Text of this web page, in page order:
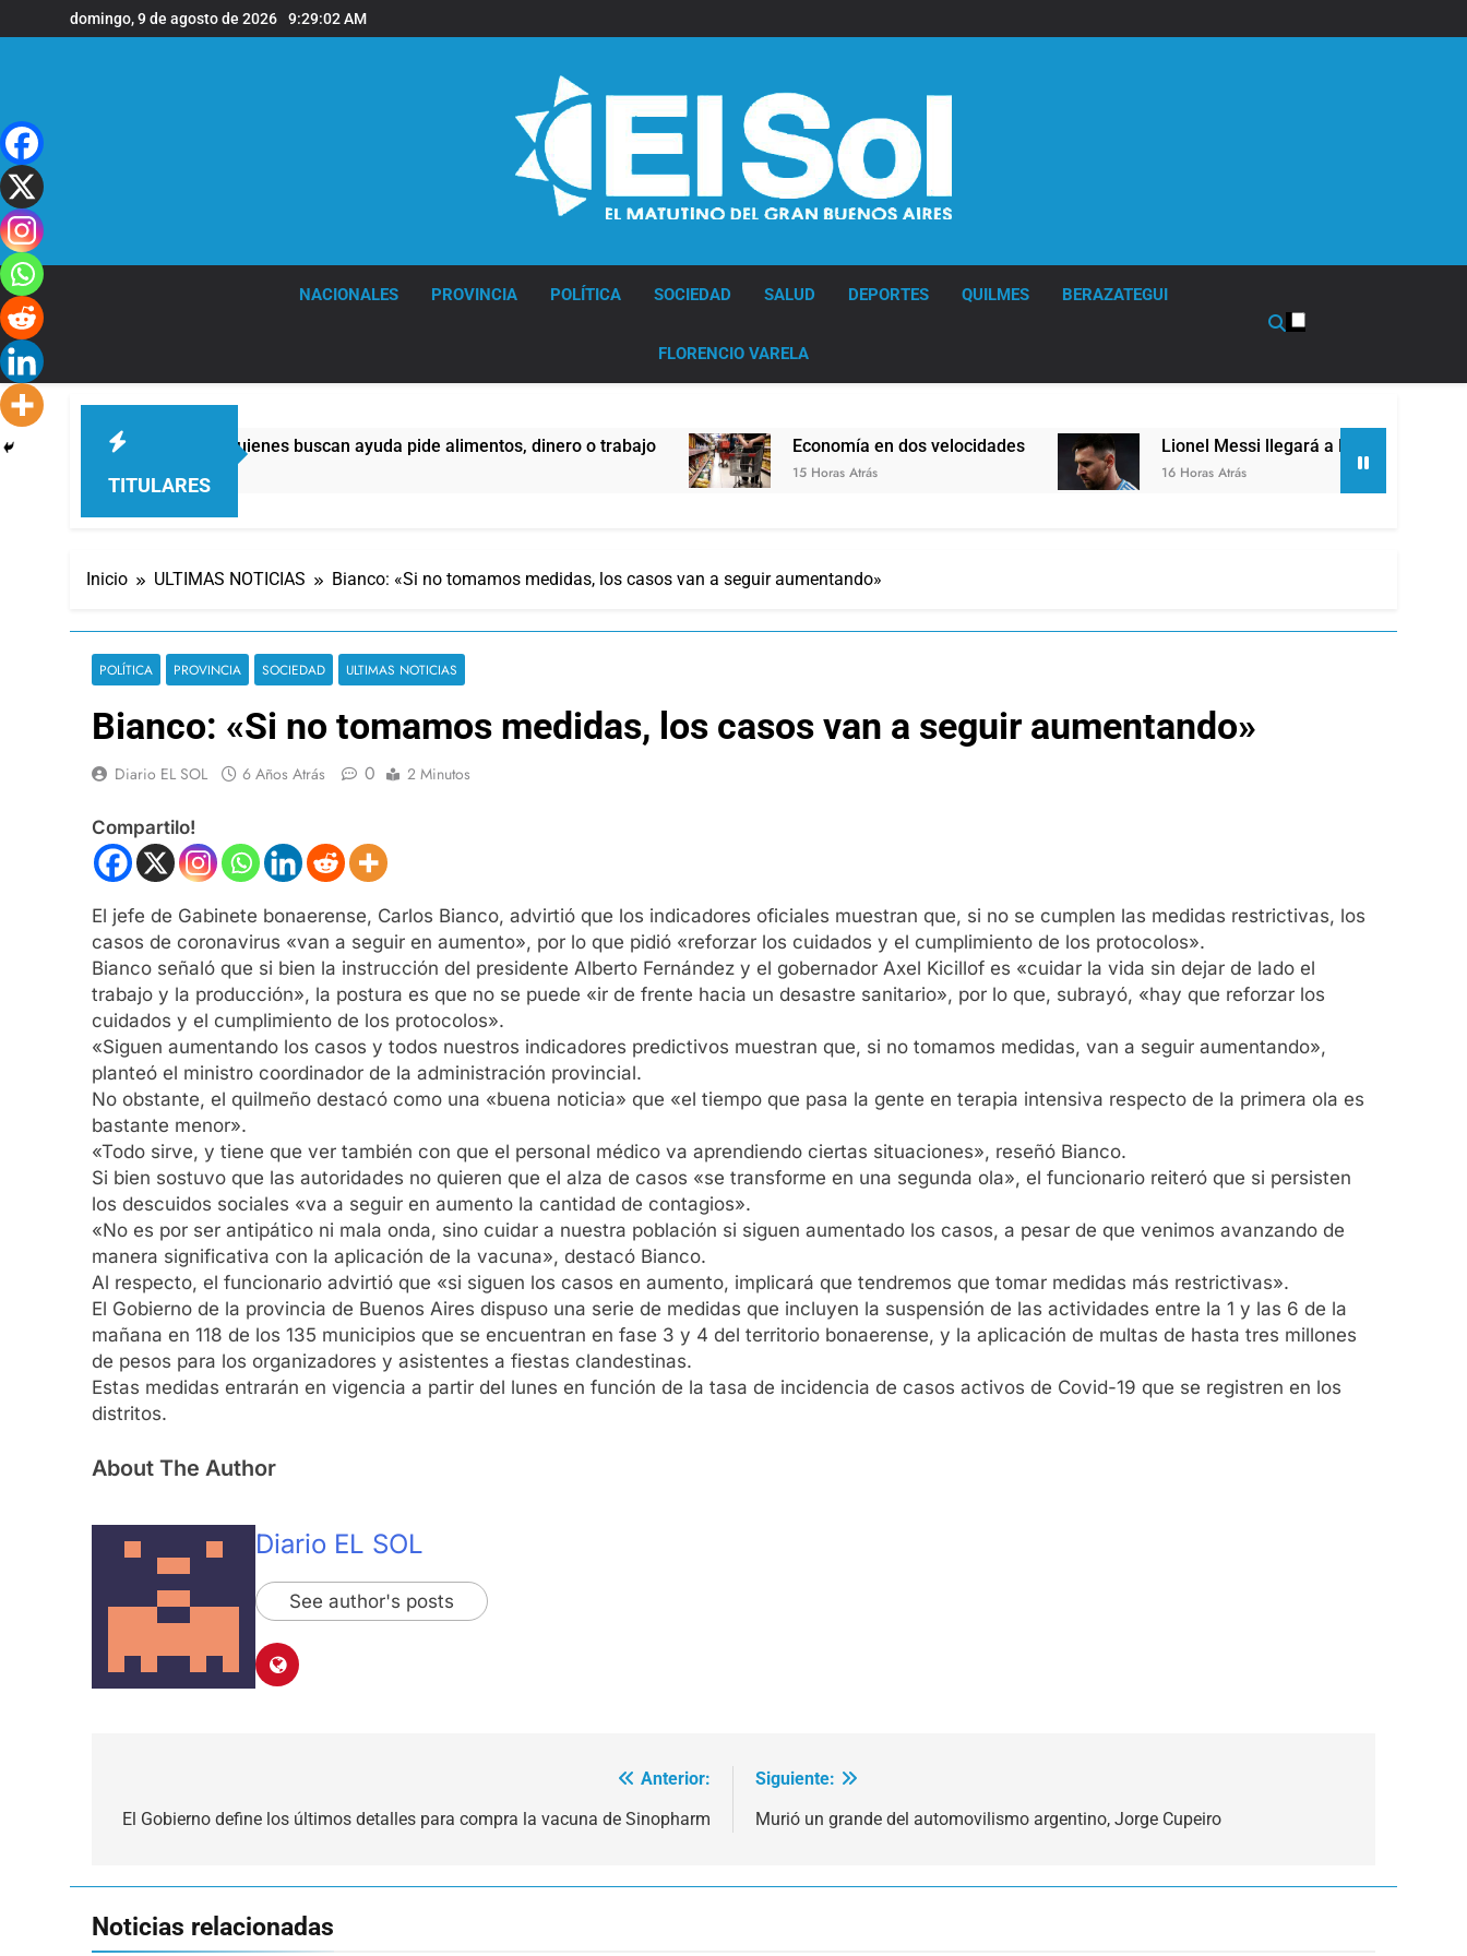
al
domingo, 9 de agosto de 2026 9:29:03 AM
NACIONALES PROVINCIA POLÍTICA SOCIEDAD SALUD DEPORTES QUILMES BERAZATEGUI
FLORENCIO VARELA
TITULARES
casi la mitad de quienes buscan ayuda pide alimentos, dinero o trabajo Economía en dos velocidades
15 Horas Atrás
Lionel Messi llegará a Rosario para despedir
16 Horas Atrás
Inicio ULTIMAS NOTICIAS Bianco: «Si no tomamos medidas, los casos van a seguir aumentando»
POLÍTICA PROVINCIA SOCIEDAD ULTIMAS NOTICIAS
Bianco: «Si no tomamos medidas, los casos van a seguir aumentando»
Diario EL SOL 6 Años Atrás 0 2 Minutos
Compartilo!
El jefe de Gabinete bonaerense, Carlos Bianco, advirtió que los indicadores oficiales muestran que, si no se cumplen las medidas restrictivas, los
casos de coronavirus «van a seguir en aumento», por lo que pidió «reforzar los cuidados y el cumplimiento de los protocolos».
Bianco señaló que si bien la instrucción del presidente Alberto Fernández y el gobernador Axel Kicillof es «cuidar la vida sin dejar de lado el
trabajo y la producción», la postura es que no se puede «ir de frente hacia un desastre sanitario», por lo que, subrayó, «hay que reforzar los
cuidados y el cumplimiento de los protocolos».
«Siguen aumentando los casos y todos nuestros indicadores predictivos muestran que, si no tomamos medidas, van a seguir aumentando»,
planteó el ministro coordinador de la administración provincial.
No obstante, el quilmeño destacó como una «buena noticia» que «el tiempo que pasa la gente en terapia intensiva respecto de la primera ola es
bastante menor».
«Todo sirve, y tiene que ver también con que el personal médico va aprendiendo ciertas situaciones», reseñó Bianco.
Si bien sostuvo que las autoridades no quieren que el alza de casos «se transforme en una segunda ola», el funcionario reiteró que si persisten
los descuidos sociales «va a seguir en aumento la cantidad de contagios».
«No es por ser antipático ni mala onda, sino cuidar a nuestra población si siguen aumentado los casos, a pesar de que venimos avanzando de
manera significativa con la aplicación de la vacuna», destacó Bianco.
Al respecto, el funcionario advirtió que «si siguen los casos en aumento, implicará que tendremos que tomar medidas más restrictivas».
El Gobierno de la provincia de Buenos Aires dispuso una serie de medidas que incluyen la suspensión de las actividades entre la 1 y las 6 de la
mañana en 118 de los 135 municipios que se encuentran en fase 3 y 4 del territorio bonaerense, y la aplicación de multas de hasta tres millones
de pesos para los organizadores y asistentes a fiestas clandestinas.
Estas medidas entrarán en vigencia a partir del lunes en función de la tasa de incidencia de casos activos de Covid-19 que se registren en los
distritos.
About The Author
Diario EL SOL
See author's posts
de
Anterior:
El Gobierno define los últimos detalles para compra la vacuna de Sinopharm
Siguiente:
Murió un grande del automovilismo argentino, Jorge Cupeiro
Noticias relacionadas